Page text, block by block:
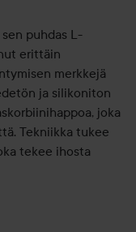
puhdas L-
erittäin
merkkejä
ja silikoniton
joka
Tekniikka tukee
tekee ihosta